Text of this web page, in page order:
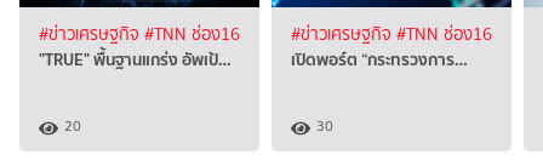
#ข่าวเศรษฐกิจ #TNN ช่อง16
"TRUE" พื้นฐานแกร่ง อัพเป้…
20
#ข่าวเศรษฐกิจ #TNN ช่อง16
เปิดพอร์ต “กระทรวงการ…
30